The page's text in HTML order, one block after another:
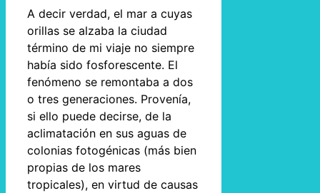
A decir verdad, el mar a cuyas
orillas se alzaba la ciudad
término de mi viaje no siempre
había sido fosforescente. El
fenómeno se remontaba a dos
o tres generaciones. Provenía,
si ello puede decirse, de la
aclimatación en sus aguas de
colonias fotogénicas (más bien
propias de los mares
tropicales), en virtud de causas